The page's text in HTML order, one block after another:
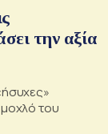
την αξία
του